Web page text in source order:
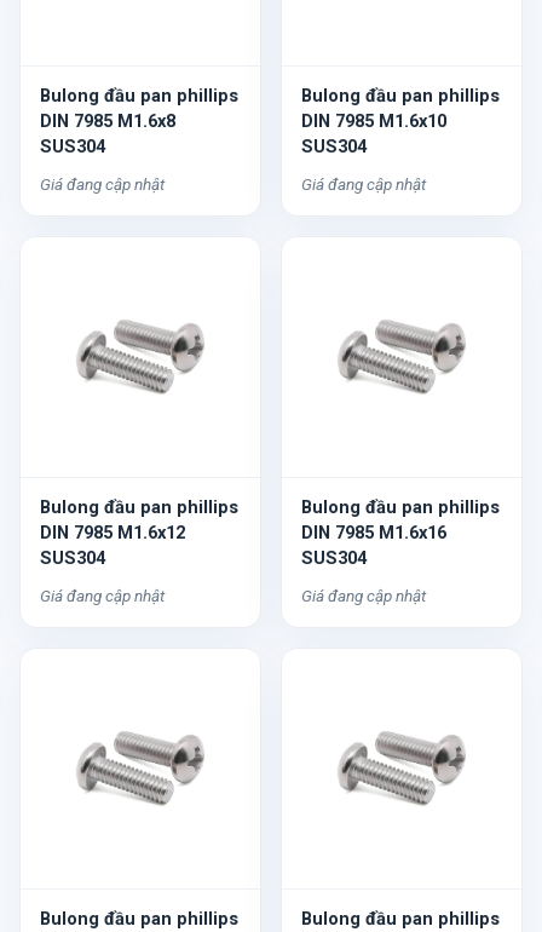
Bulong đầu pan phillips
DIN 7985 M1.6x8
SUS304
Giá đang cập nhật
Bulong đầu pan phillips
DIN 7985 M1.6x10
SUS304
Giá đang cập nhật
Bulong đầu pan phillips
DIN 7985 M1.6x12
SUS304
Giá đang cập nhật
Bulong đầu pan phillips
DIN 7985 M1.6x16
SUS304
Giá đang cập nhật
Bulong đầu pan phillips
Bulong đầu pan phillips